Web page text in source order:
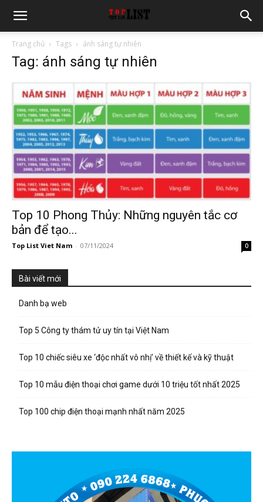
Trang chủ Tags ánh sáng tự nhiên
Tag: ánh sáng tự nhiên
Top 10 Phong Thủy: Những nguyên tắc cơ
bản để tạo...
Top List Viet Nam - 07/11/2024 0
Bài viết mới
Danh bạ web
Top 5 Công ty thám tử uy tín tại Việt Nam
Top 10 chiếc siêu xe ‘độc nhất vô nhị’ về thiết kế và kỹ thuật
Top 10 mẫu điện thoại chơi game dưới 10 triệu tốt nhất 2025
Top 100 chip điện thoại mạnh nhất năm 2025